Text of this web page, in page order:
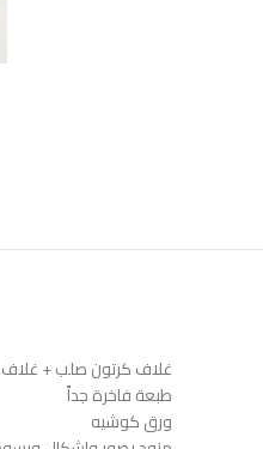
غلاف كرتون صلب + غلاف
طبعة فاخرة جداً
ورق كوشيه